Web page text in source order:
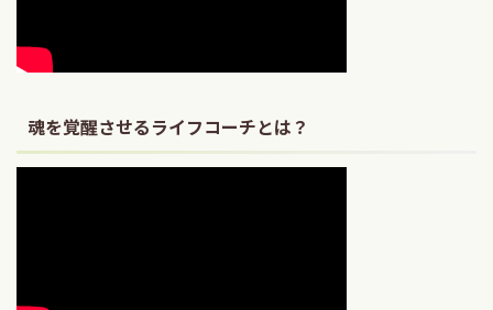
魂を覚醒させるライフコーチとは？